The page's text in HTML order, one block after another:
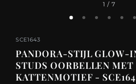
1 / 7
SCE1643
PANDORA-STIJL GLOW-
STUDS OORBELLEN MET
KATTENMOTIEF -